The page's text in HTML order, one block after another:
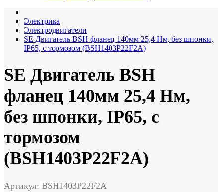
Электрика
Электродвигатели
SE Двигатель BSH фланец 140мм 25,4 Нм, без шпонки,
IP65, с тормозом (BSH1403P22F2A)
SE Двигатель BSH
фланец 140мм 25,4 Нм,
без шпонки, IP65, с
тормозом
(BSH1403P22F2A)
Артикул: BSH1403P22F2A